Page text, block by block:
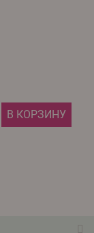
В КОРЗИНУ